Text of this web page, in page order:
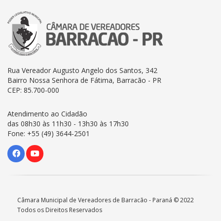
Rua Vereador Augusto Angelo dos Santos, 342
Bairro Nossa Senhora de Fátima, Barracão - PR
CEP: 85.700-000
Atendimento ao Cidadão
das 08h30 às 11h30 - 13h30 às 17h30
Fone: +55 (49) 3644-2501
Câmara Municipal de Vereadores de Barracão - Paraná © 2022
Todos os Direitos Reservados